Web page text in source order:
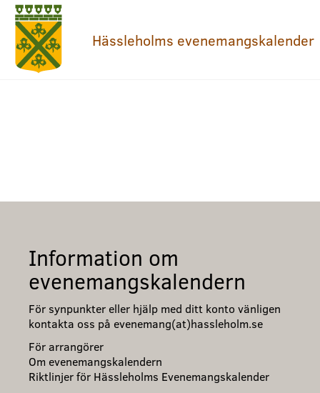
Hässleholms evenemangskalender
Information om
evenemangskalendern
För synpunkter eller hjälp med ditt konto vänligen
kontakta oss på evenemang(at)hassleholm.se
För arrangörer
Om evenemangskalendern
Riktlinjer för Hässleholms Evenemangskalender